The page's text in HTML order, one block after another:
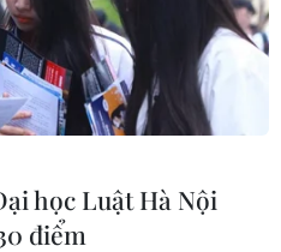
học Luật Hà Nội
điểm